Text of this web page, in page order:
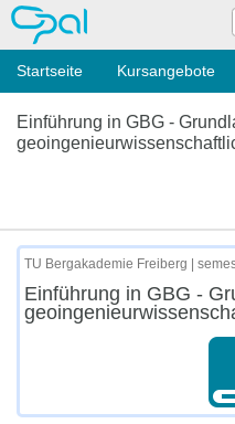
OPAL
Startseite Kursangebote
Einführung in GBG -
TU Bergakademie Freiberg |
Einführung in GBG -